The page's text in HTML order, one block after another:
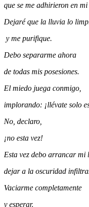
que se me adhirieron en
Dejaré que la lluvia lo
y me purifique.
Debo separarme ahora
de todas mis posesiones.
El miedo juega conmigo,
implorando: ¡llévate solo
No, declaro,
¡no esta vez!
Esta vez debo arrancar mi
dejar a la oscuridad
Vaciarme completamente
y esperar.